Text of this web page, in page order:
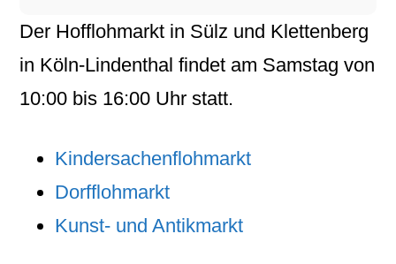
Der Hofflohmarkt in Sülz und Klettenberg
in Köln-Lindenthal findet am Samstagvon
10:00 bis 16:00 Uhr statt.
Kindersachenflohmarkt
Dorfflohmarkt
Kunst- und Antikmarkt